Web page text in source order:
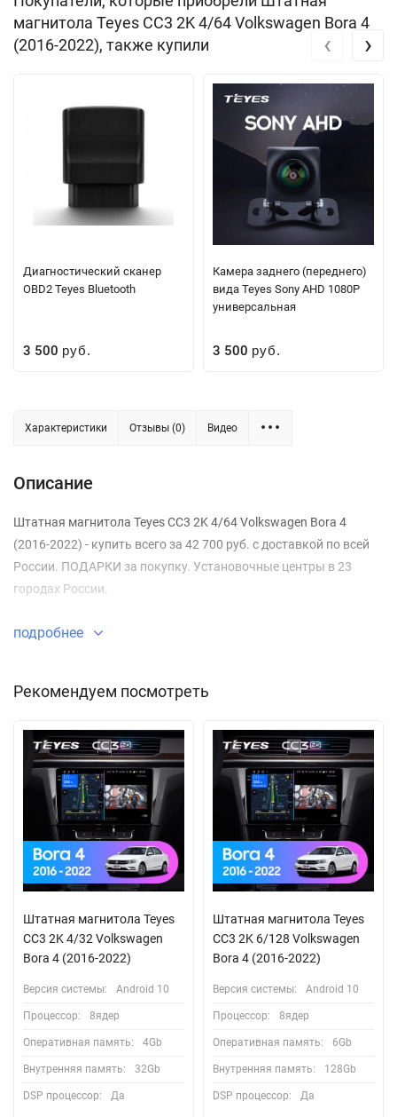
магнитола Teyes CC3 2K 4/64 Volkswagen Bora 4
(2016-2022), также купили
Диагностический сканер
OBD2 Teyes Bluetooth
3 500 руб.
Камера заднего (переднего)
вида Teyes Sony AHD 1080P
универсальная
3 500 руб.
‹ ›
Характеристики Отзывы (0) Видео
Описание
Штатная магнитола Teyes CC3 2K 4/64 Volkswagen Bora 4
(2016-2022) - купить всего за 42 700 руб. с доставкой по всей
России. ПОДАРКИ за покупку. Установочные центры в 23
городах России.
подробнее
Рекомендуем посмотреть
Штатная магнитола Teyes
CC3 2K 4/32 Volkswagen
Bora 4 (2016-2022)
Версия системы: Android 10
Процессор: 8ядер
Оперативная память: 4Gb
Внутренняя память: 32Gb
DSP процессор: Да
Штатная магнитола Teyes
CC3 2K 6/128 Volkswagen
Bora 4 (2016-2022)
Версия системы: Android 10
Процессор: 8ядер
Оперативная память: 6Gb
Внутренняя память: 128Gb
DSP процессор: Да